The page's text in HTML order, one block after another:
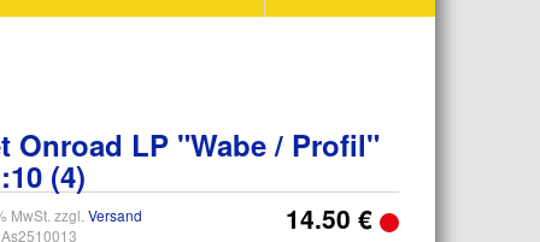
Onroad LP "Wabe / Profil"
(4)
MwSt. zzgl. Versand
As2510013
14.50 €